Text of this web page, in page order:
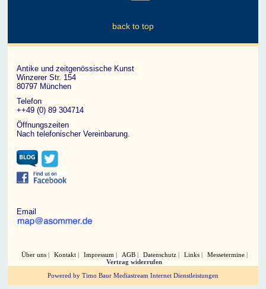
back to top
Antike und zeitgenössische Kunst
Winzerer Str. 154
80797 München
Telefon
++49 (0) 89 304714
Öffnungszeiten
Nach telefonischer Vereinbarung.
Email
Über uns Kontakt Impressum AGB Datenschutz Links
Messetermine
Vertrag widerrufen
Powered by Timo Baur Mediastream Internet Dienstleistungen